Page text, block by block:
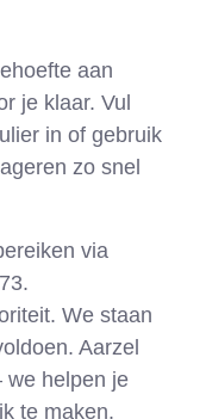
aan
je klaar. Vul
in of gebruik
zo snel
via
We staan
Aarzel
we helpen je
te maken.